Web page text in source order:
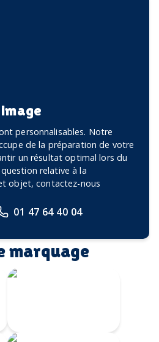
personnalisables. Notre
de la préparation de votre
un résultat optimal lors du
relative à la
objet, contactez-nous
01 47 64 40 04
marquage